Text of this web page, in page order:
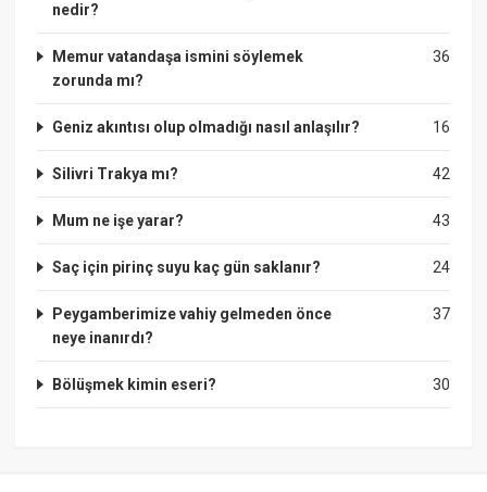
nedir?
36
Memur vatandaşa ismini söylemek
zorunda mı?
16
Geniz akıntısı olup olmadığı nasıl anlaşılır?
42
Silivri Trakya mı?
43
Mum ne işe yarar?
24
Saç için pirinç suyu kaç gün saklanır?
37
Peygamberimize vahiy gelmeden önce
neye inanırdı?
30
Bölüşmek kimin eseri?